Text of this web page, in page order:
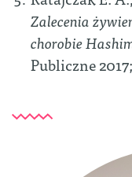
Zalecenia
chorobie
Publiczne